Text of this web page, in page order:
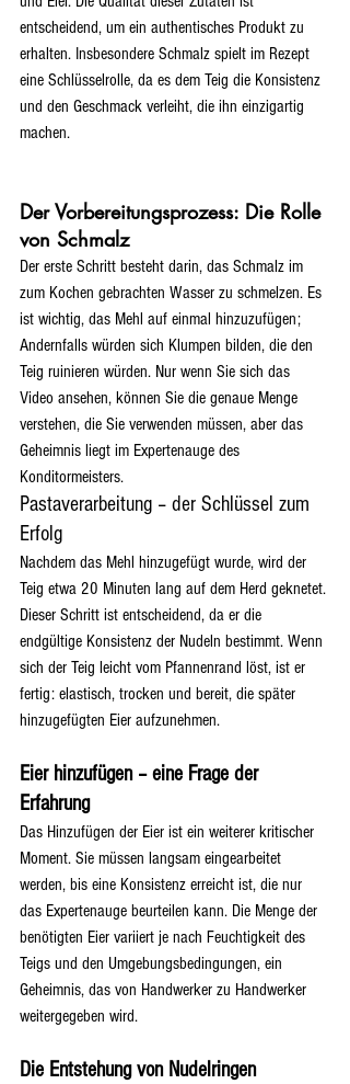
entscheidend, um ein authentisches Produkt zu
erhalten. Insbesondere Schmalz spielt im Rezept
eine Schlüsselrolle, da es dem Teig die Konsistenz
und den Geschmack verleiht, die ihn einzigartig
machen.
Der Vorbereitungsprozess: Die Rolle
von Schmalz
Der erste Schritt besteht darin, das Schmalz im
zum Kochen gebrachten Wasser zu schmelzen. Es
ist wichtig, das Mehl auf einmal hinzuzufügen;
Andernfalls würden sich Klumpen bilden, die den
Teig ruinieren würden. Nur wenn Sie sich das
Video ansehen, können Sie die genaue Menge
verstehen, die Sie verwenden müssen, aber das
Geheimnis liegt im Expertenauge des
Konditormeisters.
Pastaverarbeitung – der Schlüssel zum
Erfolg
Nachdem das Mehl hinzugefügt wurde, wird der
Teig etwa 20 Minuten lang auf dem Herd geknetet.
Dieser Schritt ist entscheidend, da er die
endgültige Konsistenz der Nudeln bestimmt. Wenn
sich der Teig leicht vom Pfannenrand löst, ist er
fertig: elastisch, trocken und bereit, die später
hinzugefügten Eier aufzunehmen.
Eier hinzufügen – eine Frage der
Erfahrung
Das Hinzufügen der Eier ist ein weiterer kritischer
Moment. Sie müssen langsam eingearbeitet
werden, bis eine Konsistenz erreicht ist, die nur
das Expertenauge beurteilen kann. Die Menge der
benötigten Eier variiert je nach Feuchtigkeit des
Teigs und den Umgebungsbedingungen, ein
Geheimnis, das von Handwerker zu Handwerker
weitergegeben wird.
Die Entstehung von Nudelringen